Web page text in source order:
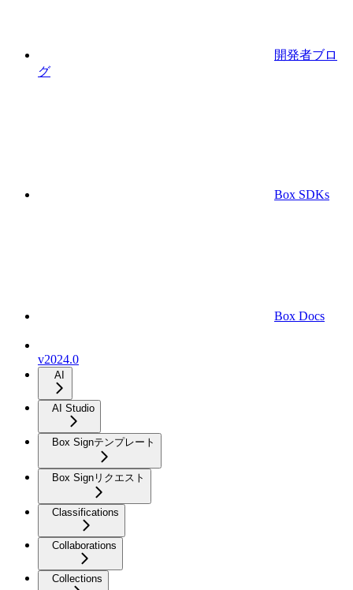
開発者ブロ
グ
Box SDKs
Box Docs
v2024.0
AI
AI Studio
Box Signテンプレート
Box Signリクエスト
Classifications
Collaborations
Collections